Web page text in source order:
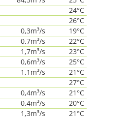
24°C
26°C
0,3m³/s
19°C
0,7m³/s
22°C
1,7m³/s
23°C
0,6m³/s
25°C
1,1m³/s
21°C
27°C
0,4m³/s
21°C
0,4m³/s
20°C
1,3m³/s
21°C